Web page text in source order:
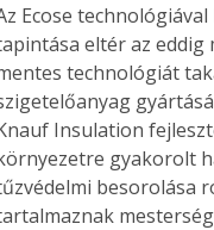
Ecose
eltér az eddig
technológiát
Insulation
gyakorolt
besorolása